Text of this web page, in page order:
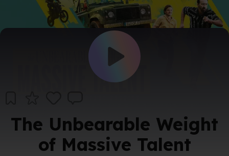
The Unbearable Weight
of Massive Talent